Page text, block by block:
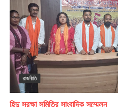
রাজনীতি
হিন্দু সুরক্ষা সমিতির সাংবাদিক সম্মেলন